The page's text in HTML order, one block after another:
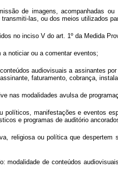
de imagens, acompanhadas
las, ou dos meios utilizados
no inciso V do art. 1º da Medida
noticiar ou a comentar eventos;
audiovisuais a assinantes
faturamento, cobrança,
modalidades avulsa de
manifestações e eventos
e programas de auditório
religiosa ou política que despertem
de conteúdos